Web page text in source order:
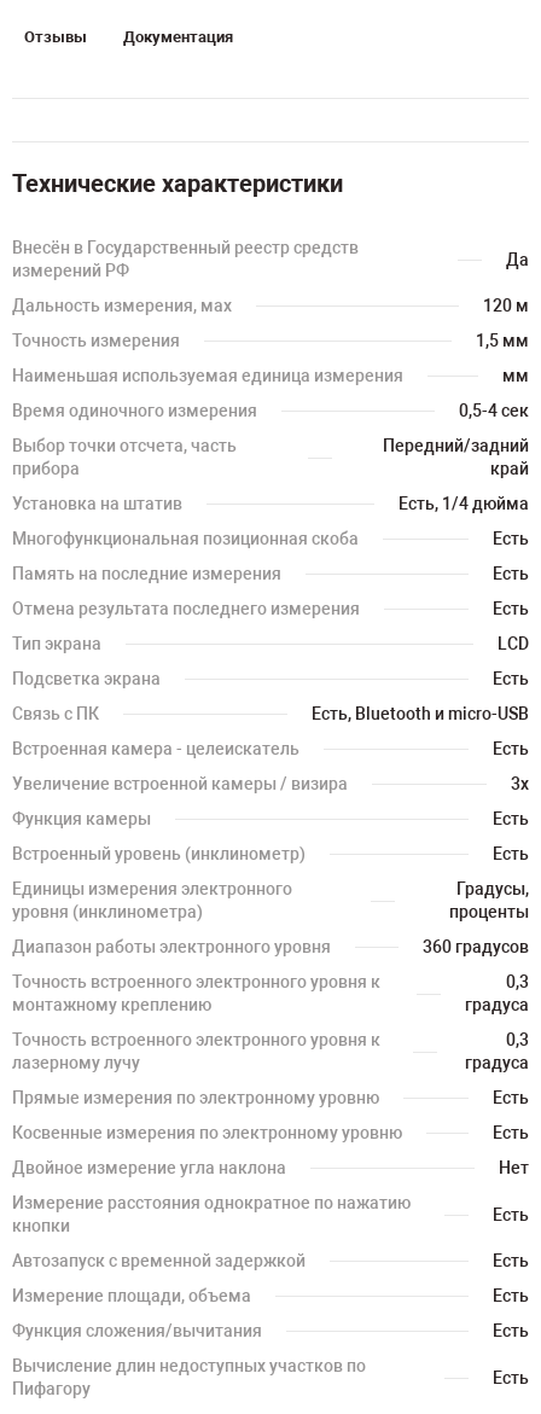
Отзывы Документация
Технические характеристики
Внесён в Государственный реестр средств
измерений РФ
Да
Дальность измерения, мах
120 м
Точность измерения
1,5 мм
Наименьшая используемая единица измерения
мм
Время одиночного измерения
0,5-4 сек
Выбор точки отсчета, часть
прибора
Передний/задний
край
Установка на штатив
Есть, 1/4 дюйма
Многофункциональная позиционная скоба
Есть
Память на последние измерения
Есть
Отмена результата последнего измерения
Есть
Тип экрана
LCD
Подсветка экрана
Есть
Связь с ПК
Есть, Bluetooth и micro-USB
Встроенная камера - целеискатель
Есть
Увеличение встроенной камеры / визира
3х
Функция камеры
Есть
Встроенный уровень (инклинометр)
Есть
Единицы измерения электронного
уровня (инклинометра)
Градусы,
проценты
Диапазон работы электронного уровня
360 градусов
Точность встроенного электронного уровня к
монтажному креплению
0,3
градуса
Точность встроенного электронного уровня к
лазерному лучу
0,3
градуса
Прямые измерения по электронному уровню
Есть
Косвенные измерения по электронному уровню
Есть
Двойное измерение угла наклона
Нет
Измерение расстояния однократное по нажатию
кнопки
Есть
Автозапуск с временной задержкой
Есть
Измерение площади, объема
Есть
Функция сложения/вычитания
Есть
Вычисление длин недоступных участков по
Пифагору
Есть